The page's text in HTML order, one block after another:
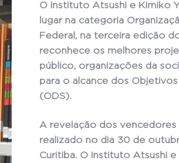
O Instituto Atsushi e Kimiko
lugar na categoria
Federal, na terceira edição
reconhece os melhores
público, organizações da
para o alcance dos
(ODS).
A revelação dos
realizado no dia 30 de
Curitiba. O Instituto Atsushi